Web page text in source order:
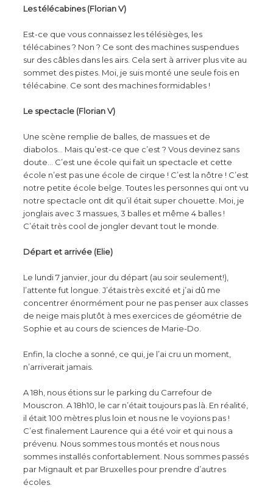
Les télécabines (Florian V)
Est-ce que vous connaissez les télésièges, les
télécabines ? Non ? Ce sont des machines suspendues
sur des câbles dans les airs. Cela sert à arriver plus vite au
sommet des pistes. Moi, je suis monté une seule fois en
télécabine. Ce sont des machines formidables !
Le spectacle (Florian V)
Une scène remplie de balles, de massues et de
diabolos… Mais qu’est-ce que c’est ? Vous devinez sans
doute… C’est une école qui fait un spectacle et cette
école n’est pas une école de cirque ! C’est la nôtre ! C’est
notre petite école belge. Toutes les personnes qui ont vu
notre spectacle ont dit qu’il était super chouette. Moi, je
jonglais avec 3 massues, 3 balles et même 4 balles !
C’était très cool de jongler devant tout le monde.
Départ et arrivée (Elie)
Le lundi 7 janvier, jour du départ (au soir seulement!),
l’attente fut longue. J’étais très excité et j’ai dû me
concentrer énormément pour ne pas penser aux classes
de neige mais plutôt à mes exercices de géométrie de
Sophie et au cours de sciences de Marie-Do.
Enfin, la cloche a sonné, ce qui, je l’ai cru un moment,
n’arriverait jamais.
A 18h, nous étions sur le parking du Carrefour de
Mouscron. A 18h10, le car n’était toujours pas là. En réalité,
il était 100 mètres plus loin et nous ne le voyions pas !
C’est finalement Laurence qui a été voir et qui nous a
prévenu. Nous sommes tous montés et nous nous
sommes installés confortablement. Nous sommes passés
par Mignault et par Bruxelles pour prendre d’autres
écoles.